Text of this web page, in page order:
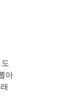
아